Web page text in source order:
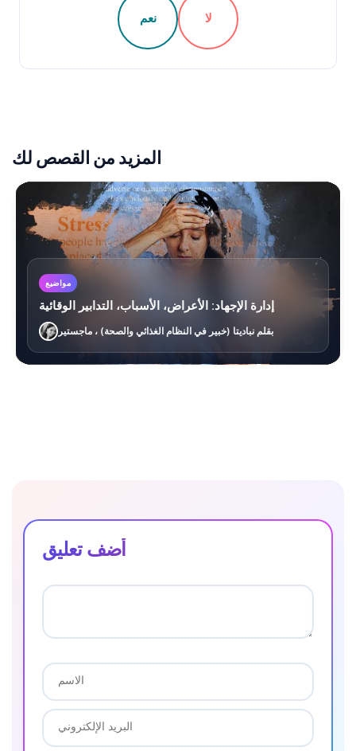
نعم لا
المزيد من القصص لك
مواضيع
إدارة الإجهاد: الأعراض، الأسباب، التدابير الوقائية
بقلم نباديتا (خبير في النظام الغذائي والصحة) ، ماجستير
أضف تعليق